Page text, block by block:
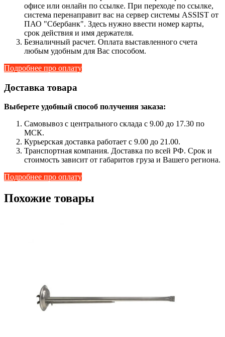
офисе или онлайн по ссылке. При переходе по ссылке,
система перенаправит вас на сервер системы ASSIST от
ПАО "Сбербанк". Здесь нужно ввести номер карты,
срок действия и имя держателя.
Безналичный расчет. Оплата выставленного счета
любым удобным для Вас способом.
Подробнее про оплату
Доставка товара
Выберете удобный способ получения заказа:
Самовывоз с центрального склада с 9.00 до 17.30 по
МСК.
Курьерская доставка работает с 9.00 до 21.00.
Транспортная компания. Доставка по всей РФ. Срок и
стоимость зависит от габаритов груза и Вашего региона.
Подробнее про оплату
Похожие товары